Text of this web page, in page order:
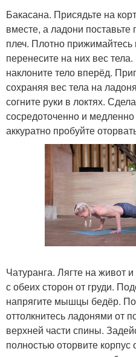
Бакасана. Присядьте на
вместе, а ладони
плеч. Плотно прижимайтесь
перенесите на них вес
наклоните тело вперёд.
сохраняя вес тела на
согните руки в локтях.
сосредоточенно и
аккуратно пробуйте
Чатуранга. Лягте на живот
с обеих сторон от груди.
напрягите мышцы бедёр.
оттолкнитесь ладонями от
верхней части спины.
полностью оторвите